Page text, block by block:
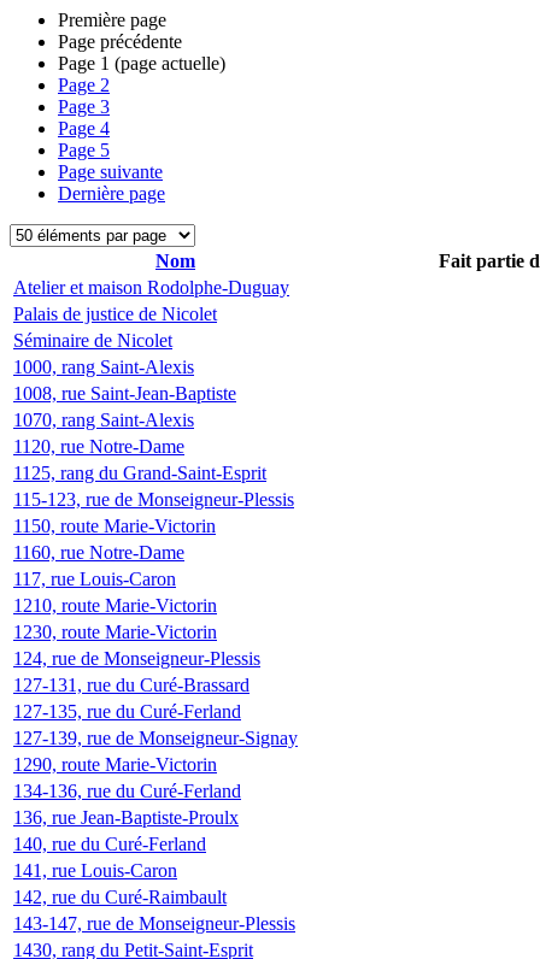
Première page
Page précédente
Page 1 (page actuelle)
Page 2
Page 3
Page 4
Page 5
Page suivante
Dernière page
Nom
Fait partie
Atelier et maison Rodolphe-Duguay
Palais de justice de Nicolet
Séminaire de Nicolet
1000, rang Saint-Alexis
1008, rue Saint-Jean-Baptiste
1070, rang Saint-Alexis
1120, rue Notre-Dame
1125, rang du Grand-Saint-Esprit
115-123, rue de Monseigneur-Plessis
1150, route Marie-Victorin
1160, rue Notre-Dame
117, rue Louis-Caron
1210, route Marie-Victorin
1230, route Marie-Victorin
124, rue de Monseigneur-Plessis
127-131, rue du Curé-Brassard
127-135, rue du Curé-Ferland
127-139, rue de Monseigneur-Signay
1290, route Marie-Victorin
134-136, rue du Curé-Ferland
136, rue Jean-Baptiste-Proulx
140, rue du Curé-Ferland
141, rue Louis-Caron
142, rue du Curé-Raimbault
143-147, rue de Monseigneur-Plessis
1430, rang du Petit-Saint-Esprit